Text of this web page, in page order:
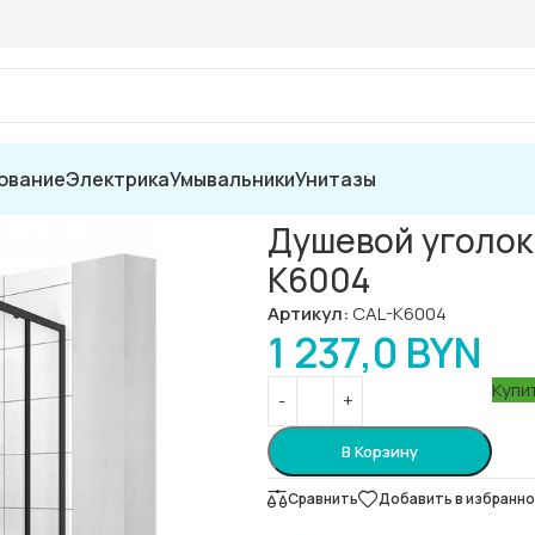
ЭлектрикаУмывальникиУнитазы
Душевой
K6004
Артикул:CAL-K6004
1 237,0 BYN
В Корзину
Сравнить Добавить в